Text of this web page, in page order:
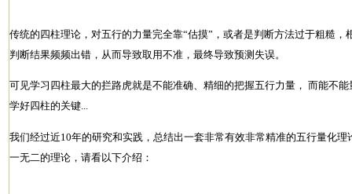
传统的四柱理论，对五行的力量完全靠“估摸”，或者是判断方法过于粗糙，
判断结果频频出错，从而导致取用不准，最终导致预测失误。
可见学习四柱最大的拦路虎就是不能准确、精细的把握五行力量， 而能不
学好四柱的关键...
我们经过近10年的研究和实践，总结出一套非常有效非常精准的五行量化
一无二的理论，请看以下介绍：